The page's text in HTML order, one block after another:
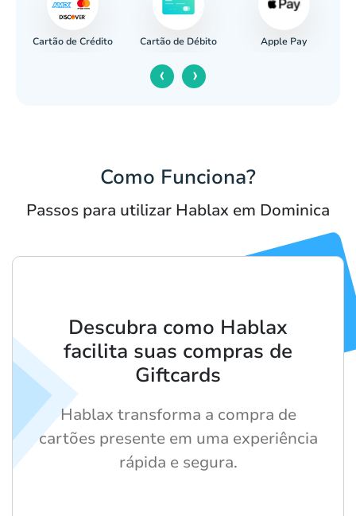
Cartão de Crédito Cartão de Débito Apple Pay
‹ ›
Como Funciona?
Passos para utilizar Hablax em Dominica
Descubra como Hablax
facilita suas compras de
Giftcards
Hablax transforma a compra de
cartões presente em uma experiência
rápida e segura.